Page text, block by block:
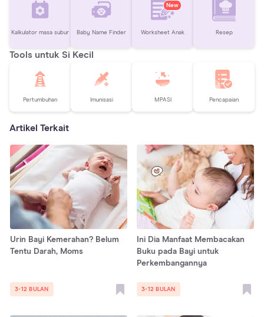
Kalkulator masa subur Baby Name Finder
New
Worksheet Anak Resep
Tools untuk Si Kecil
Pertumbuhan Imunisasi MPASI Pencapaian
Artikel Terkait
Urin Bayi Kemerahan? Belum
Tentu Darah, Moms
3-12 BULAN
Ini Dia Manfaat Membacakan
Buku pada Bayi untuk
Perkembangannya
3-12 BULAN